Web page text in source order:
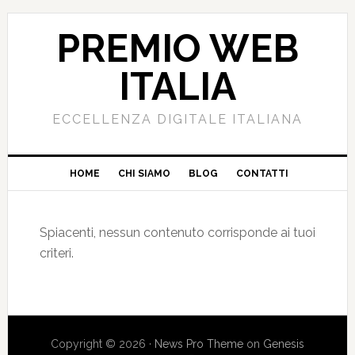
PREMIO WEB
ITALIA
ECCELLENZA DIGITALE ITALIANA
HOME CHI SIAMO BLOG CONTATTI
Spiacenti, nessun contenuto corrisponde ai tuoi
criteri.
Copyright © 2026 · News Pro Themeon Genesis